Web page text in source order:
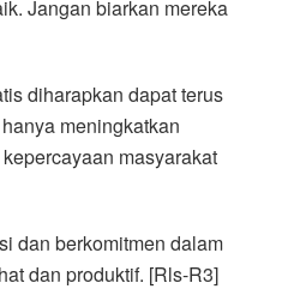
Jangan biarkan mereka
diharapkan dapat terus
meningkatkan
masyarakat
dan berkomitmen dalam
dan produktif. [Rls-R3]